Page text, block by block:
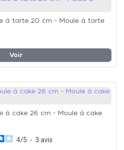
à tarte 20 cm - Moule à tarte
Voir
à cake 26 cm - Moule à cake
4/5 - 3 avis